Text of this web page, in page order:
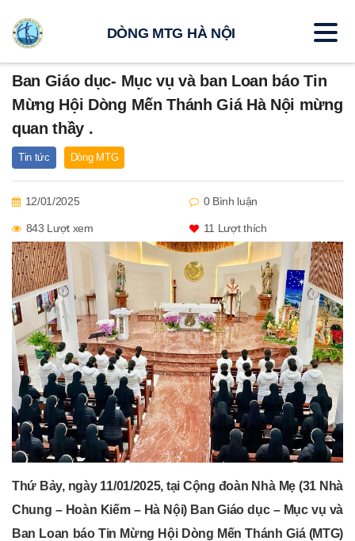
Ban Giáo dục- Mục vụ và ban Loan báo Tin
Mừng Hội Dòng Mến Thánh Giá Hà Nội mừng
quan thầy .
Tin tức Dòng MTG
12/01/2025 0 Bình luận
843 Lượt xem 11 Lượt thích
Thứ Bảy, ngày 11/01/2025, tại Cộng đoàn Nhà Mẹ (31 Nhà
Chung – Hoàn Kiếm – Hà Nội) Ban Giáo dục – Mục vụ và
Ban Loan báo Tin Mừng Hội Dòng Mến Thánh Giá (MTG)
DÒNG MTG HÀ NỘI